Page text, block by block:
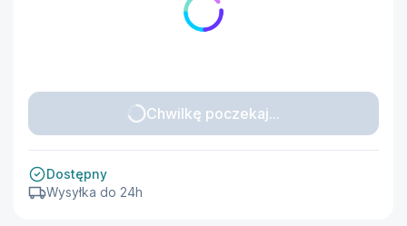
Chwilkę poczekaj...
Dostępny
Wysyłka do 24h